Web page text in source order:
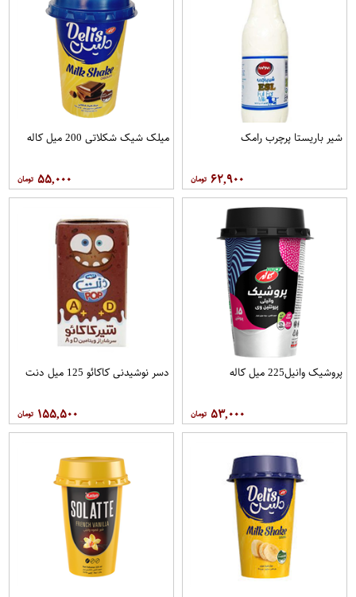
شیر باریستا پرچرب رامک
۶۲,۹۰۰
میلک شیک شکلاتی 200 میل کاله
۵۵,۰۰۰
پروشیک وانیل225 میل کاله
۵۳,۰۰۰
دسر نوشیدنی کاکائو 125 میل دنت
۱۵۵,۵۰۰